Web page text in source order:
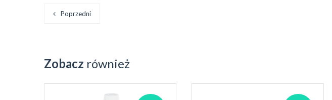
Poprzedni
Zobacz również